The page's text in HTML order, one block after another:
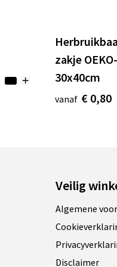
zakje
30x40cm
vanaf € 0,80
Veilig
Algemene
Disclaimer